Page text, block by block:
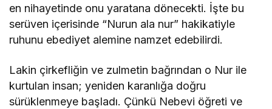
en nihayetinde onu yaratana dönecekti. İşte bu
serüven içerisinde “Nurun ala nur” hakikatiyle
ruhunu ebediyet alemine namzet edebilirdi.
Lakin çirkefliğin ve zulmetin bağrından o Nur ile
kurtulan insan; yeniden karanlığa doğru
sürüklenmeye başladı. Çünkü Nebevi öğreti ve